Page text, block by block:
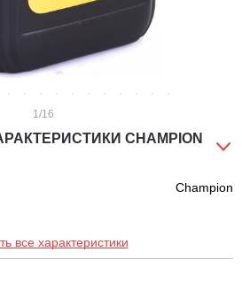
1 /16
CHAMPION
Champion
все характеристики